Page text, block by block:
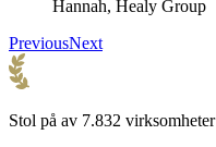
Hannah, Healy Group
PreviousNext
Stol på av 7.832 virksomheter